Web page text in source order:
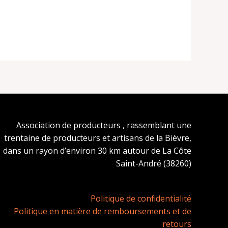
Association de producteurs , rassemblant une
trentaine de producteurs et artisans de la Bièvre,
dans un rayon d’environ 30 km autour de La Côte
Saint-André (38260)
Politique de confidentialité
Politique en matière de remboursements et de
retours